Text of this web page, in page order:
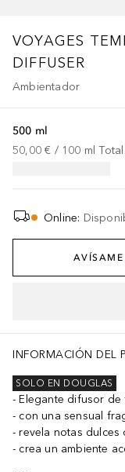
VOYAGES
DIFFUSER
Ambientador
500 ml
50,00 € / 100 ml
Online:
INFORMACIÓN DEL
SOLO EN DOUGLAS
Elegante difusor de
con una sensual
revela notas dulces
crea un ambiente